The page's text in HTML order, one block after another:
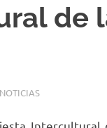
de
NOTICIAS